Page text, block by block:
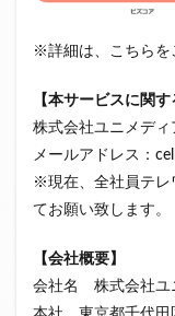
※詳細は、こちらを
【本サービスに関
株式会社ユニメデ
メールアドレス：
※現在、全社員テレ
てお願い致します。
【会社概要】
会社名 株式会社